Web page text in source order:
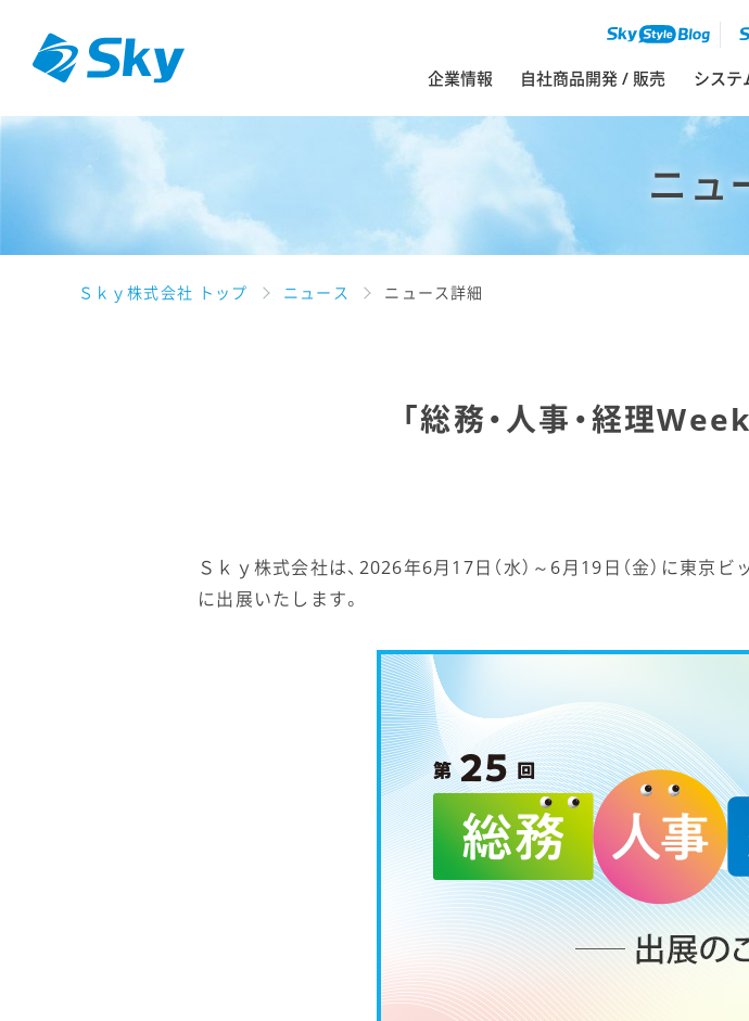
企業情報 自社商品開発 / 販売 システ
ニュ
Ｓｋｙ株式会社 トップ ニュース ニュース詳細
「総務・人事・経理
Ｓｋｙ株式会社は、2026年6月17日（水）～6月19日（金）に東京ビ
に出展いたします。